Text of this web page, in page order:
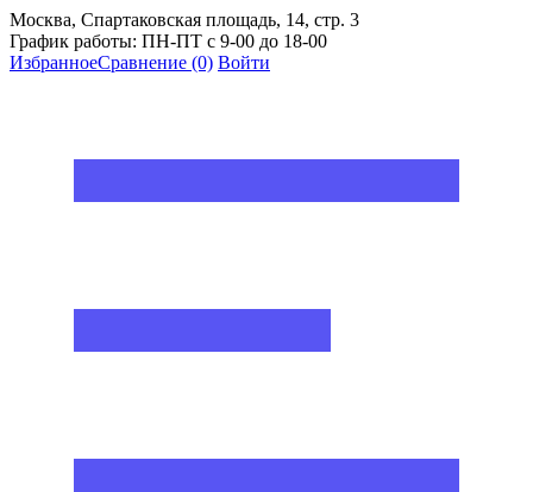
Москва, Спартаковская площадь, 14, стр. 3
График работы: ПН-ПТ с 9-00 до 18-00
ИзбранноеСравнение (0) Войти